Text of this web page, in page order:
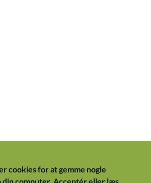
cookies for at gemme nogle